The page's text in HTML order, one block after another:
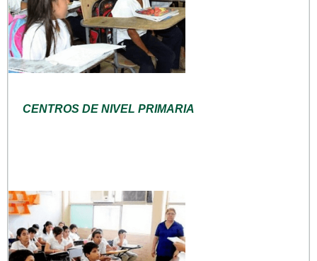
CENTROS DE NIVEL PRIMARIA